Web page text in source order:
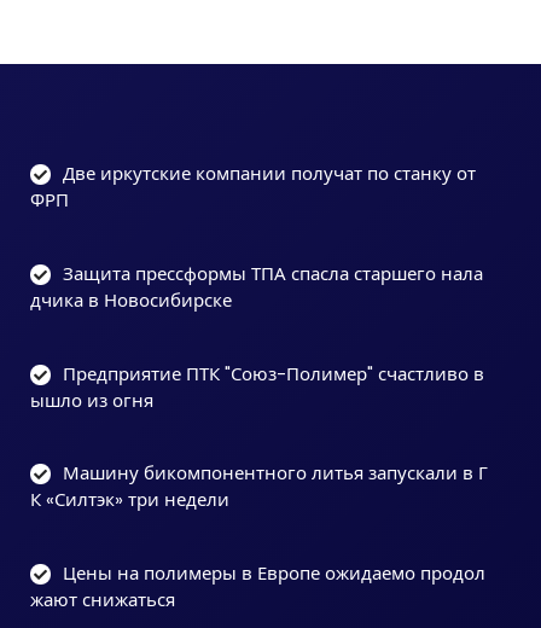
Две иркутские компании получат по станку от
ФРП
Защита прессформы ТПА спасла старшего нала
дчика в Новосибирске
Предприятие ПТК "Союз-Полимер" счастливо в
ышло из огня
Машину бикомпонентного литья запускали в Г
К «Силтэк» три недели
Цены на полимеры в Европе ожидаемо продол
жают снижаться